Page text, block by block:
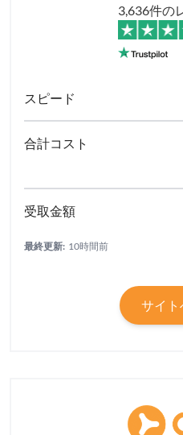
3,636件の
最終更新: 10時間前
サイト